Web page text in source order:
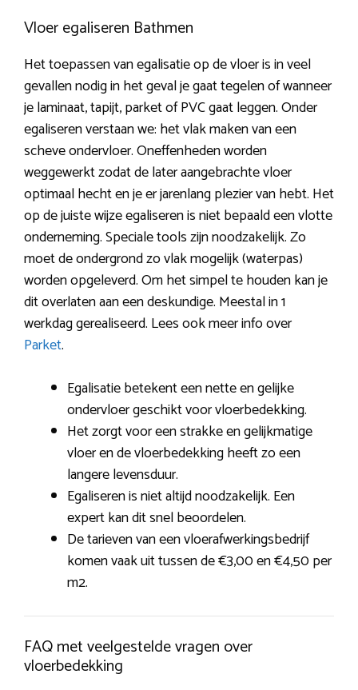
Vloer egaliseren Bathmen
Het toepassen van egalisatie op de vloer is in veel
gevallen nodig in het geval je gaat tegelen of wanneer
je laminaat, tapijt, parket of PVC gaat leggen. Onder
egaliseren verstaan we: het vlak maken van een
scheve ondervloer. Oneffenheden worden
weggewerkt zodat de later aangebrachte vloer
optimaal hecht en je er jarenlang plezier van hebt. Het
op de juiste wijze egaliseren is niet bepaald een vlotte
onderneming. Speciale tools zijn noodzakelijk. Zo
moet de ondergrond zo vlak mogelijk (waterpas)
worden opgeleverd. Om het simpel te houden kan je
dit overlaten aan een deskundige. Meestal in 1
werkdag gerealiseerd. Lees ook meer info over
Parket.
Egalisatie betekent een nette en gelijke
ondervloer geschikt voor vloerbedekking.
Het zorgt voor een strakke en gelijkmatige
vloer en de vloerbedekking heeft zo een
langere levensduur.
Egaliseren is niet altijd noodzakelijk. Een
expert kan dit snel beoordelen.
De tarieven van een vloerafwerkingsbedrijf
komen vaak uit tussen de €3,00 en €4,50 per
m2.
FAQ met veelgestelde vragen over
vloerbedekking